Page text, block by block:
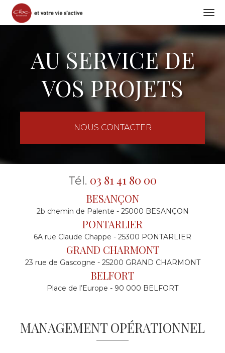
AU SERVICE DE
VOS PROJETS
NOUS CONTACTER
Tél. 03 81 41 80 00
BESANÇON
2b chemin de Palente - 25000 BESANÇON
PONTARLIER
6A rue Claude Chappe - 25300 PONTARLIER
GRAND CHARMONT
23 rue de Gascogne - 25200 GRAND CHARMONT
BELFORT
Place de l’Europe - 90 000 BELFORT
MANAGEMENT OPÉRATIONNEL